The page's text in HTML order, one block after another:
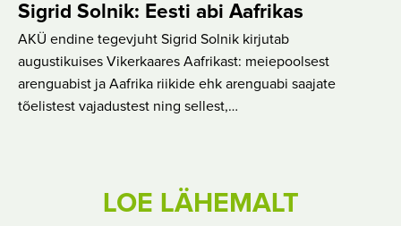
Sigrid Solnik: Eesti abi Aafrikas
AKÜ endine tegevjuht Sigrid Solnik kirjutab
augustikuises Vikerkaares Aafrikast: meiepoolsest
arenguabist ja Aafrika riikide ehk arenguabi saajate
tõelistest vajadustest ning sellest,…
LOE LÄHEMALT